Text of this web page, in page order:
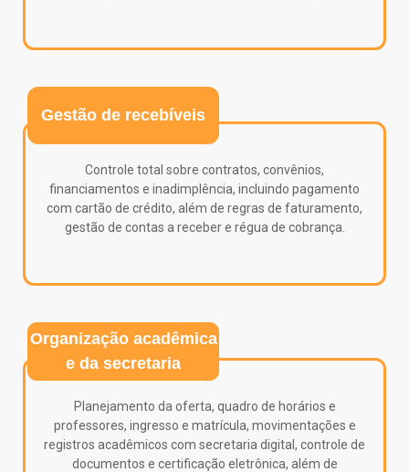
Gestão de recebíveis
Controle total sobre contratos, convênios,
financiamentos e inadimplência, incluindo pagamento
com cartão de crédito, além de regras de faturamento,
gestão de contas a receber e régua de cobrança.
Organização acadêmica
e da secretaria
Planejamento da oferta, quadro de horários e
professores, ingresso e matrícula, movimentações e
registros acadêmicos com secretaria digital, controle de
documentos e certificação eletrônica, além de